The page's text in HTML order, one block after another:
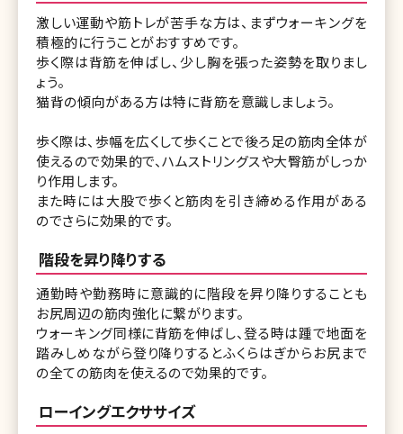
激しい運動や筋トレが苦手な方は、まずウォーキングを
積極的に行うことがおすすめです。
歩く際は背筋を伸ばし、少し胸を張った姿勢を取りまし
ょう。
猫背の傾向がある方は特に背筋を意識しましょう。
歩く際は、歩幅を広くして歩くことで後ろ足の筋肉全体が
使えるので効果的で、ハムストリングスや大臀筋がしっか
り作用します。
また時には大股で歩くと筋肉を引き締める作用がある
のでさらに効果的です。
階段を昇り降りする
通勤時や勤務時に意識的に階段を昇り降りすることも
お尻周辺の筋肉強化に繋がります。
ウォーキング同様に背筋を伸ばし、登る時は踵で地面を
踏みしめながら登り降りするとふくらはぎからお尻まで
の全ての筋肉を使えるので効果的です。
ローイングエクササイズ